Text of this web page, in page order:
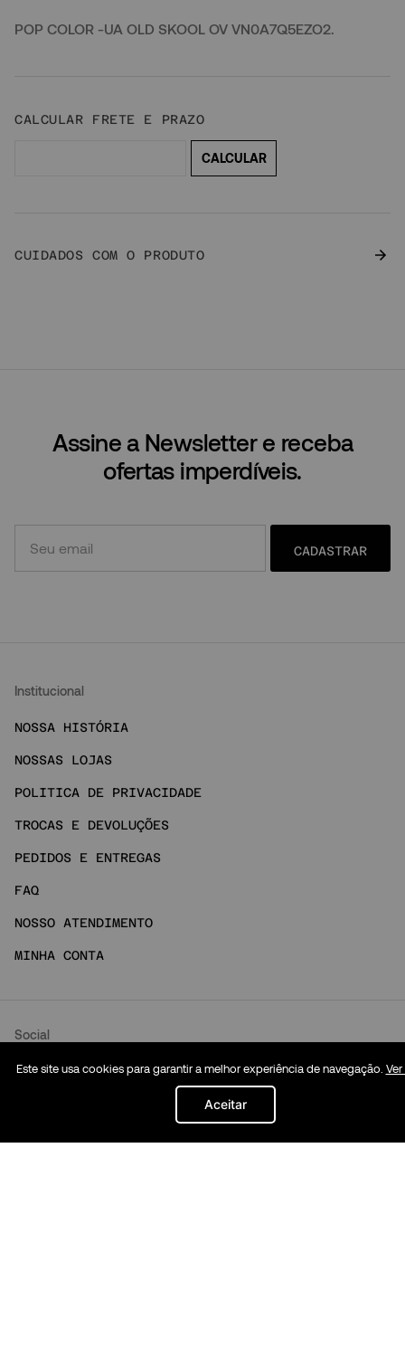
POP COLOR -UA OLD SKOOL OV VN0A7Q5EZO2.
CUIDADOS COM O PRODUTO
Assine a Newsletter e receba
ofertas imperdíveis.
CADASTRAR
Institucional
NOSSA HISTÓRIA
NOSSAS LOJAS
POLITICA DE PRIVACIDADE
TROCAS E DEVOLUÇÕES
PEDIDOS E ENTREGAS
FAQ
NOSSO ATENDIMENTO
MINHA CONTA
Social
INSTAGRAM
Este site usa cookies para garantir a melhor experiência de navegação.
Aceitar